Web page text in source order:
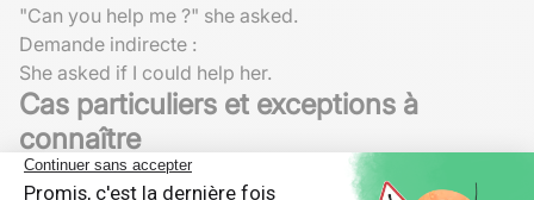
"Can you help me ?" she asked.
Demande indirecte :
She asked if I could help her.
Cas particuliers et exceptions à
connaître
Il existe aussi des cas où le discours indirect en anglais